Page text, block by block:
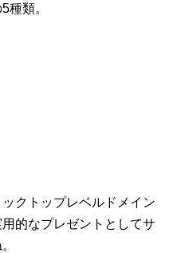
種類。
クトップレベルドメイン
的なプレゼントとしてサ